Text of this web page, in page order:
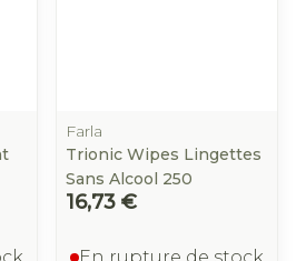
Farla
Trionic Wipes Lingettes
Sans Alcool 250
16,73 €